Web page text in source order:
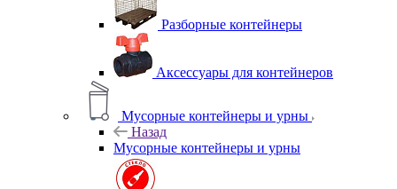
Разборные контейнеры
Аксессуары для контейнеров
Мусорные контейнеры и урны
Назад
Мусорные контейнеры и урны